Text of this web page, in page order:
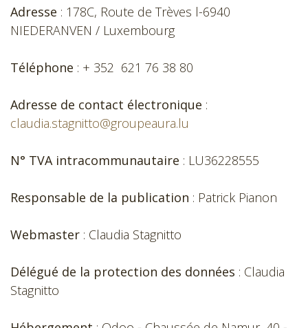
Adresse : 178C, Route de Trèves l-6940
NIEDERANVEN / Luxembourg
Téléphone : + 352 621 76 38 80
Adresse de contact électronique :
claudia.stagnitto@groupeaura.lu
N° TVA intracommunautaire : LU36228555
Responsable de la publication : Patrick Pianon
Webmaster : Claudia Stagnitto
Délégué de la protection des données : Claudia
Stagnitto